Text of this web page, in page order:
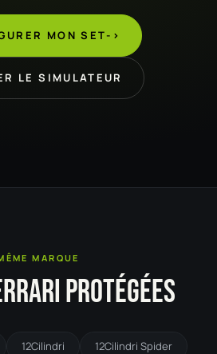
MON SET->
LE SIMULATEUR
MARQUE
PROTÉGÉES
12Cilindri 12Cilindri Spider